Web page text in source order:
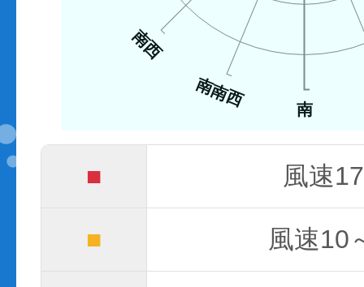
南
南南西
南西
■ 風速
■ 風速10